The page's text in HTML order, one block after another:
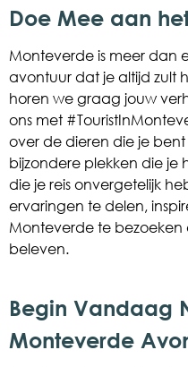
Doe Mee aan
Monteverde is meer dan
avontuur dat je altijd zult
horen we graag jouw
ons met
over de dieren die je
bijzondere plekken die je
die je reis onvergetelijk
ervaringen te delen,
Monteverde te bezoeken
beleven.
Begin Vandaag
Monteverde